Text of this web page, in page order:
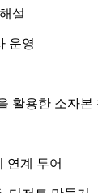
설
운영
활용한 소자
연계 투어